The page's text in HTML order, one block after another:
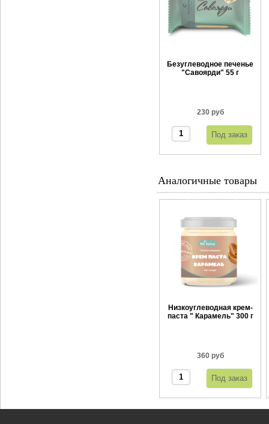
Безуглеводное печенье
"Савоярди" 55 г
230 руб
Аналогичные товары
Низкоуглеводная крем-
паста " Карамель" 300 г
360 руб